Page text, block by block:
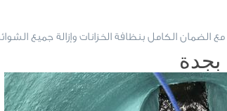
الضمان الكامل بنظافة الخزانات وإزالة جميع
بجدة